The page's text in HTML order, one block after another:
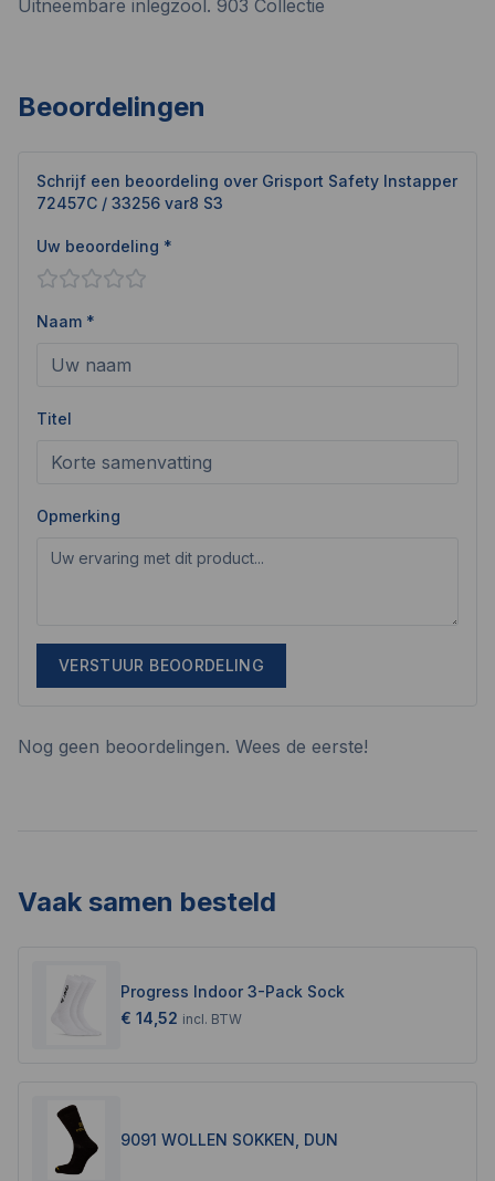
Uitneembare inlegzool. 903 Collectie
Beoordelingen
Schrijf een beoordeling over Grisport Safety Instapper
72457C / 33256 var8 S3
Uw beoordeling *
Naam *
Titel
Opmerking
VERSTUUR BEOORDELING
Nog geen beoordelingen. Wees de eerste!
Vaak samen besteld
Progress Indoor 3-Pack Sock
€ 14,52 incl. BTW
9091 WOLLEN SOKKEN, DUN